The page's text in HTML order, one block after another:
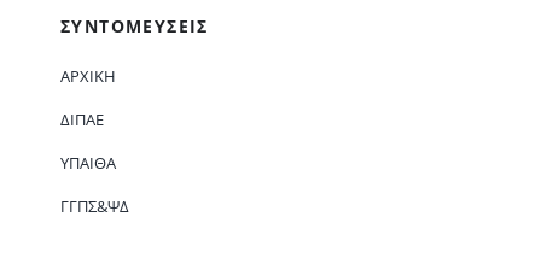
ΣΥΝΤΟΜΕΥΣΕΙΣ
ΑΡΧΙΚΗ
ΔΙΠΑΕ
ΥΠΑΙΘΑ
ΓΓΠΣ&ΨΔ